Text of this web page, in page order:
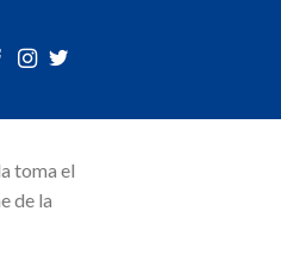
toma el
de la